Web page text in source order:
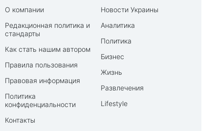
О компании
Редакционная политика и
стандарты
Как стать нашим автором
Правила пользования
Правовая информация
Политика
конфиденциальности
Контакты
Новости Украины
Аналитика
Политика
Бизнес
Жизнь
Развлечения
Lifestyle